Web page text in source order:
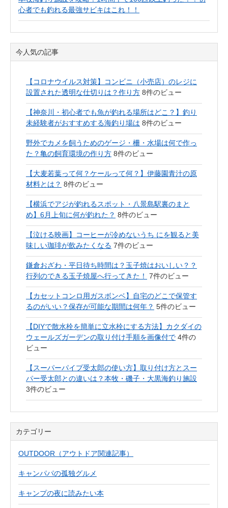
心者でも釣れる最強サビキはこれ！！
今人気の記事
【コロナウイルス対策】コンビニ（小売店）のレジに
設置された透明な仕切りは？作り方 8件のビュー
【神奈川・初心者でも魚が釣れる場所はどこ？】釣り
未経験者がおすすめする海釣り場は 8件のビュー
野外でカメを飼うためのゲージ・柵・水場は何で作っ
た？亀の飼育環境の作り方 8件のビュー
【大麦若葉って何？ケールって何？】伊藤園青汁の原
材料とは？ 8件のビュー
【横浜でアジが釣れるスポット・八景島駅裏のまと
め】6月上旬に何が釣れた？ 8件のビュー
【泣ける映画】コーヒーが冷めないうち にを観ると美
味しい珈琲が飲みたくなる 7件のビュー
鎌倉おざわ・平日待ち時間は？玉子焼はおいしい？？
行列のできる玉子焼屋へ行ってきた！
7件のビュー
【カセットコンロ用ガスボンベ】自宅のどこで保管す
るのがいい？保存が可能な期間は何年？ 5件のビュー
【DIYで散水栓を簡単に立水栓にする方法】カクダイの
ウェールズガーデンの取り付け手順を画像付で 4件の
ビュー
【スーパーパイプ受太郎の使い方】取り付け方とスー
パー受太郎との違いは？本牧・磯子・大黒海釣り施設
3件のビュー
カテゴリー
OUTDOOR（アウトドア関連記事）
キャンパパの孤独グルメ
キャンプの夜に読みたい本